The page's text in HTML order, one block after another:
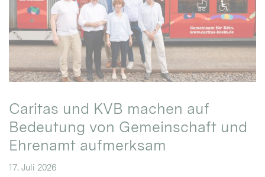
Caritas und KVB machen auf
Bedeutung von Gemeinschaft und
Ehrenamt aufmerksam
17. Juli 2026